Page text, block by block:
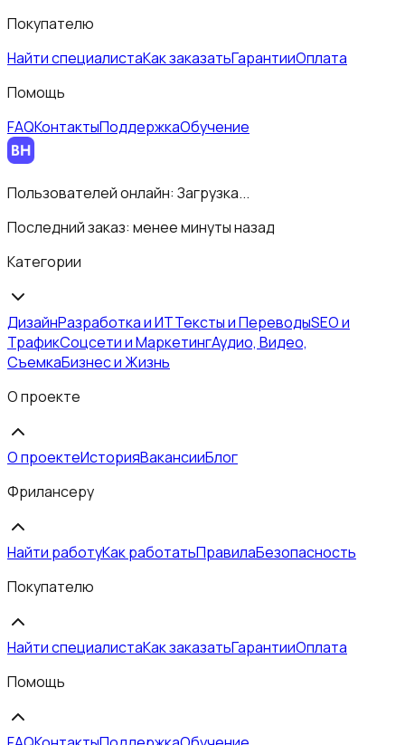
Покупателю
Найти специалистаКак заказатьГарантииОплата
Помощь
FAQКонтактыПоддержкаОбучение
Пользователей онлайн: Загрузка...
Последний заказ: менее минуты назад
Категории
ДизайнРазработка и ИТТексты и ПереводыSEO и
ТрафикСоцсети и МаркетингАудио, Видео,
СъемкаБизнес и Жизнь
О проекте
О проектеИсторияВакансииБлог
Фрилансеру
Найти работуКак работатьПравилаБезопасность
Покупателю
Найти специалистаКак заказатьГарантииОплата
Помощь